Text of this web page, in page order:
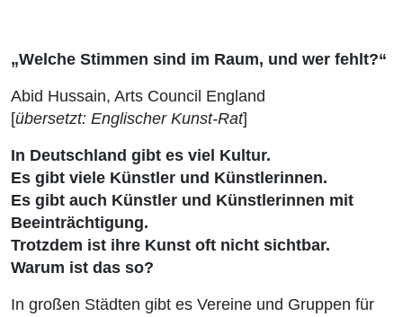
„Welche Stimmen sind im Raum, und wer fehlt?“
Abid Hussain, Arts Council England
[übersetzt: Englischer Kunst-Rat]
In Deutschland gibt es viel Kultur.
Es gibt viele Künstler und Künstlerinnen.
Es gibt auch Künstler und Künstlerinnen mit
Beeinträchtigung.
Trotzdem ist ihre Kunst oft nicht sichtbar.
Warum ist das so?
In großen Städten gibt es Vereine und Gruppen für